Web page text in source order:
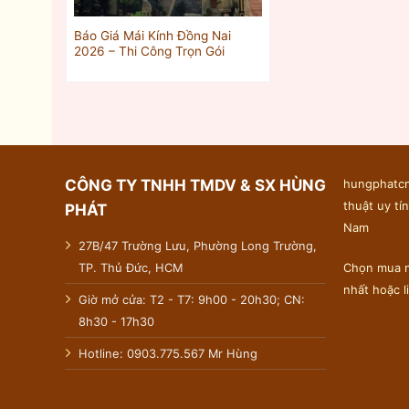
Báo Giá Mái Kính Đồng Nai
2026 – Thi Công Trọn Gói
CÔNG TY TNHH TMDV & SX HÙNG
PHÁT
27B/47 Trường Lưu, Phường Long Trường,
TP. Thủ Đức, HCM
Giờ mở cửa: T2 - T7: 9h00 - 20h30; CN:
8h30 - 17h30
Hotline: 0903.775.567 Mr Hùng
thuật uy
Nam
Chọn mua
nhất hoặc